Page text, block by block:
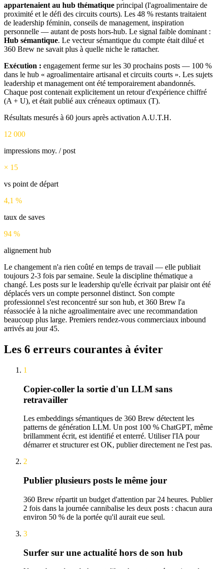
appartenaient au hub thématique principal (l'agroalimentaire de
proximité et le défi des circuits courts). Les 48 % restants traitaient
de leadership féminin, conseils de management, inspiration
personnelle — autant de posts hors-hub. Le signal faible dominant :
Hub sémantique. Le vecteur sémantique du compte était dilué et
360 Brew ne savait plus à quelle niche le rattacher.
Exécution : engagement ferme sur les 30 prochains posts — 100 %
dans le hub « agroalimentaire artisanal et circuits courts ». Les sujets
leadership et management ont été temporairement abandonnés.
Chaque post contenait explicitement un retour d'expérience chiffré
(A + U), et était publié aux créneaux optimaux (T).
Résultats mesurés à 60 jours après activation A.U.T.H.
12 000
impressions moy. / post
× 15
vs point de départ
4,1 %
taux de saves
94 %
alignement hub
Le changement n'a rien coûté en temps de travail — elle publiait
toujours 2-3 fois par semaine. Seule la discipline thématique a
changé. Les posts sur le leadership qu'elle écrivait par plaisir ont été
déplacés vers un compte personnel distinct. Son compte
professionnel s'est reconcentré sur son hub, et 360 Brew l'a
réassociée à la niche agroalimentaire avec une recommandation
beaucoup plus large. Premiers rendez-vous commerciaux inbound
arrivés au jour 45.
Les 6 erreurs courantes à éviter
1
Copier-coller la sortie d'un LLM sans
retravailler
Les embeddings sémantiques de 360 Brew détectent les
patterns de génération LLM. Un post 100 % ChatGPT, même
brillamment écrit, est identifié et enterré. Utiliser l'IA pour
démarrer et structurer est OK, publier directement ne l'est pas.
2
Publier plusieurs posts le même jour
360 Brew répartit un budget d'attention par 24 heures. Publier
2 fois dans la journée cannibalise les deux posts : chacun aura
environ 50 % de la portée qu'il aurait eue seul.
3
Surfer sur une actualité hors de son hub